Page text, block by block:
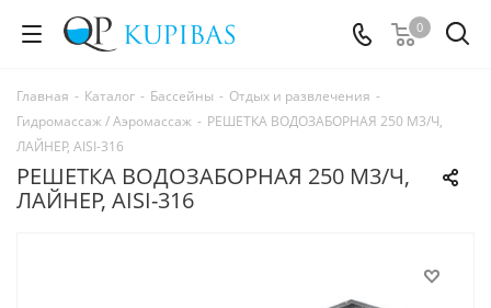
0
Главная - Каталог - Бассейны - Отдых и развлечения -
Гидромассаж / Аэромассаж - РЕШЕТКА ВОДОЗАБОРНАЯ 250 М3/Ч,
ЛАЙНЕР, AISI-316
РЕШЕТКА ВОДОЗАБОРНАЯ 250 М3/Ч,
ЛАЙНЕР, AISI-316